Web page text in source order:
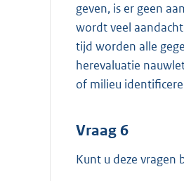
geven, is er geen
wordt veel
tijd worden alle
herevaluatie
of milieu
Vraag 6
Kunt u deze vragen